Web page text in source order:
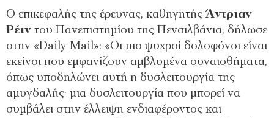
Ο επικεφαλής της έρευνας, καθηγητής Άντριαν
Ρέιν του Πανεπιστημίου της Πενσιλβάνια, δήλωσε
στην «Daily Mail»: «Οι πιο ψυχροί δολοφόνοι είναι
εκείνοι που εμφανίζουν αμβλυμένα συναισθήματα,
όπως υποδηλώνει αυτή η δυσλειτουργία της
αμυγδαλής· μια δυσλειτουργία που μπορεί να
συμβάλει στην έλλειψη ενδιαφέροντος και